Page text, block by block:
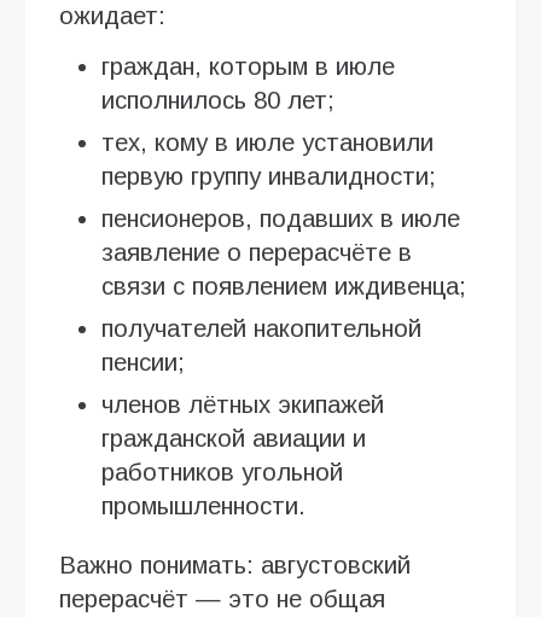
ожидает:
граждан, которым в июле
исполнилось 80 лет;
тех, кому в июле установили
первую группу инвалидности;
пенсионеров, подавших в июле
заявление о перерасчёте в
связи с появлением иждивенца;
получателей накопительной
пенсии;
членов лётных экипажей
гражданской авиации и
работников угольной
промышленности.
Важно понимать: августовский
перерасчёт — это не общая